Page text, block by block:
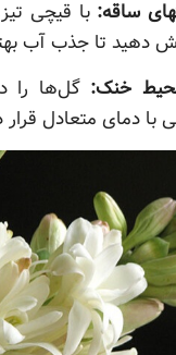
ساقه: با قیچی
دهید تا جذب آب
خنک: گل‌ها را
با دمای متعادل